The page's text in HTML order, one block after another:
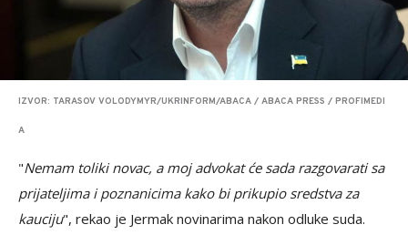
IZVOR: TARASOV VOLODYMYR/UKRINFORM/ABACA / ABACA PRESS / PROFIMEDI
A
"Nemam toliki novac, a moj advokat će sada razgovarati sa
prijateljima i poznanicima kako bi prikupio sredstva za
kauciju", rekao je Jermak novinarima nakon odluke suda.